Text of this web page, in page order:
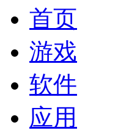
首页
游戏
软件
应用